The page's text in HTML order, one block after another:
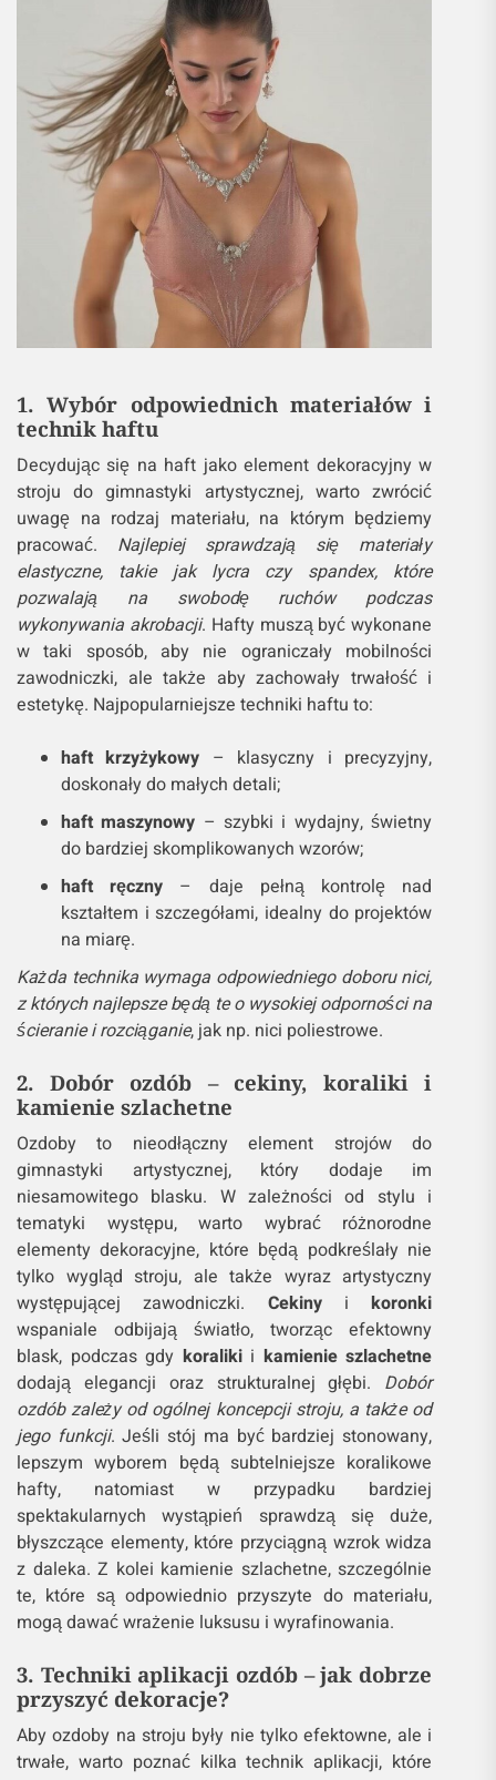
1. Wybór odpowiednich materiałów i
technik haftu
Decydując się na haft jako element dekoracyjny w
stroju do gimnastyki artystycznej, warto zwrócić
uwagę na rodzaj materiału, na którym będziemy
pracować. Najlepiej sprawdzają się materiały
elastyczne, takie jak lycra czy spandex, które
pozwalają na swobodę ruchów podczas
wykonywania akrobacji. Hafty muszą być wykonane
w taki sposób, aby nie ograniczały mobilności
zawodniczki, ale także aby zachowały trwałość i
estetykę. Najpopularniejsze techniki haftu to:
haft krzyżykowy – klasyczny i precyzyjny,
doskonały do małych detali;
haft maszynowy – szybki i wydajny, świetny
do bardziej skomplikowanych wzorów;
haft ręczny – daje pełną kontrolę nad
kształtem i szczegółami, idealny do projektów
na miarę.
Każda technika wymaga odpowiedniego doboru nici,
z których najlepsze będą te o wysokiej odporności na
ścieranie i rozciąganie, jak np. nici poliestrowe.
2. Dobór ozdób – cekiny, koraliki i
kamienie szlachetne
Ozdoby to nieodłączny element strojów do
gimnastyki artystycznej, który dodaje im
niesamowitego blasku. W zależności od stylu i
tematyki występu, warto wybrać różnorodne
elementy dekoracyjne, które będą podkreślały nie
tylko wygląd stroju, ale także wyraz artystyczny
występującej zawodniczki. Cekinyikoronki
wspaniale odbijają światło, tworząc efektowny
blask, podczas gdy koralikii kamienie szlachetne
dodają elegancji oraz strukturalnej głębi. Dobór
ozdób zależy od ogólnej koncepcji stroju, a także od
jego funkcji. Jeśli stój ma być bardziej stonowany,
lepszym wyborem będą subtelniejsze koralikowe
hafty, natomiast w przypadku bardziej
spektakularnych wystąpień sprawdzą się duże,
błyszczące elementy, które przyciągną wzrok widza
z daleka. Z kolei kamienie szlachetne, szczególnie
te, które są odpowiednio przyszyte do materiału,
mogą dawać wrażenie luksusu i wyrafinowania.
3. Techniki aplikacji ozdób – jak dobrze
przyszyć dekoracje?
Aby ozdoby na stroju były nie tylko efektowne, ale i
trwałe, warto poznać kilka technik aplikacji, które